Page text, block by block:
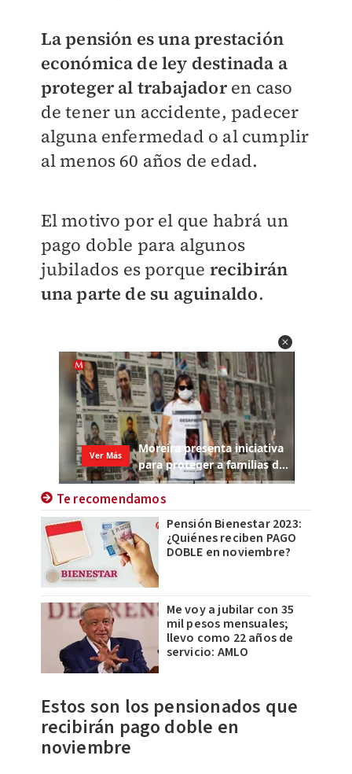
La pensión es una prestación
económica de ley destinada a
proteger al trabajadoren caso
de tener un accidente, padecer
alguna enfermedad o al cumplir
al menos 60 años de edad.
El motivo por el que habrá un
pago doble para algunos
jubilados es porque recibirán
una parte de su aguinaldo.
Te recomendamos
Pensión Bienestar 2023:
¿Quiénes reciben PAGO
DOBLE en noviembre?
Me voy a jubilar con 35
mil pesos mensuales;
llevo como 22 años de
servicio: AMLO
Estos son los pensionados que
recibirán pago doble en
noviembre